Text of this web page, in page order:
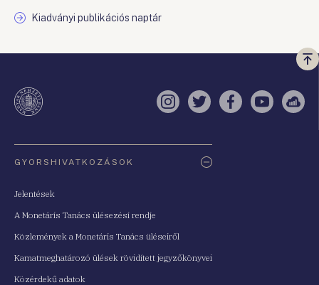
Kiadványi publikációs naptár
a
Instagram
TwitterFacebook
YouTube
GYORSHIVATKOZÁSOK
Jelentések
A Monetáris Tanács ülésezési rendje
Közlemények a Monetáris Tanács üléseiről
Kamatmeghatározó ülések rövidített jegyzőkönyvei
Közérdekű adatok